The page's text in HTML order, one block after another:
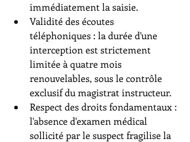
immédiatement la saisie.
Validité des écoutes
téléphoniques : la durée d'une
interception est strictement
limitée à quatre mois
renouvelables, sous le contrôle
exclusif du magistrat instructeur.
Respect des droits fondamentaux :
l'absence d'examen médical
sollicité par le suspect fragilise la